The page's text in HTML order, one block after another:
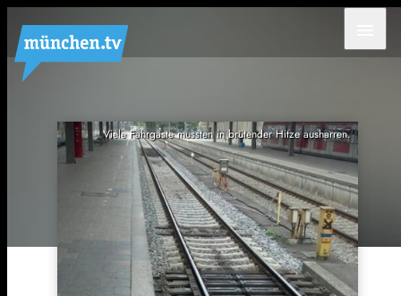
Viele Fahrgäste mussten in brütender Hitze ausharren.